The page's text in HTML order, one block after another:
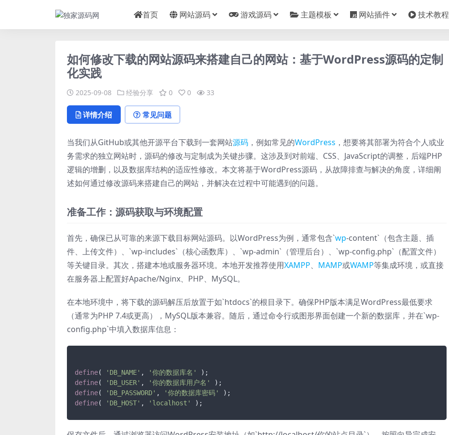
首页 网站源码 游戏源码 主题模板 网站插件 技术教程
如何修改下载的网站源码来搭建自己的网站：基于WordPress源码的定制
化实践
2025-09-08 经验分享 0 0 33
详情介绍 常见问题
当我们从GitHub或其他开源平台下载到一套网站源码 ，例如常见的WordPress ，想要将其部署为符合个人或业
务需求的独立网站时，源码的修改与定制成为关键步骤。这涉及到对前端、CSS、JavaScript的调整，后端PHP
逻辑的增删，以及数据库结构的适应性修改。本文将基于WordPress源码，从故障排查与解决的角度，详细阐
述如何通过修改源码来搭建自己的网站，并解决在过程中可能遇到的问题。
准备工作：源码获取与环境配置
首先，确保已从可靠的来源下载目标网站源码。以WordPress为例，通常包含`wp-content`（包含主题、插
件、上传文件）、`wp-includes`（核心函数库）、`wp-admin`（管理后台）、`wp-config.php`（配置文件）
等关键目录。其次，搭建本地或服务器环境。本地开发推荐使用XAMPP、 MAMP或WAMP等集成环境，或直接
在服务器上配置好Apache/Nginx、PHP、MySQL。
在本地环境中，将下载的源码解压后放置于如`htdocs`的根目录下。确保PHP版本满足WordPress最低要求
（通常为PHP 7.4或更高），MySQL版本兼容。随后，通过命令行或图形界面创建一个新的数据库，并在`wp-
config.php`中填入数据库信息：
define( 'DB_NAME' , '你的数据库名'
define( 'DB_USER' , '你的数据库用户名'
define( 'DB_PASSWORD' , '你的数据库密码'
define( 'DB_HOST' , 'localhost'